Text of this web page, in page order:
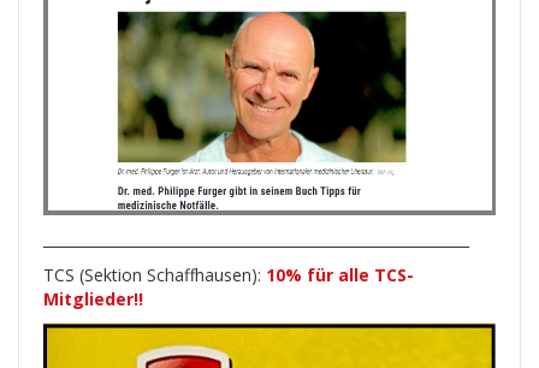
TCS (Sektion Schaffhausen): 10% für alle TCS-
Mitglieder!!